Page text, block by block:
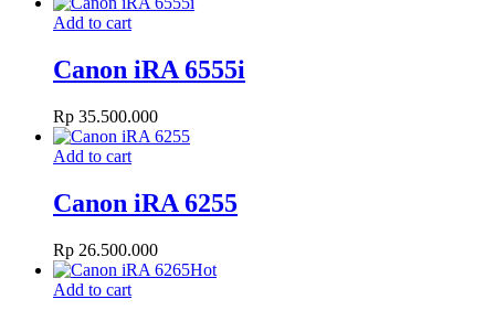
Add to cart
Canon iRA 6555i
Rp 35.500.000
Add to cart
Canon iRA 6255
Rp 26.500.000
Hot
Add to cart